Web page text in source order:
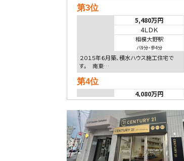
第3位
5,480万円
4ＬＤＫ
相模大野駅
バ9分・歩4分
２０１５年６月築、積水ハウス施工住宅で
す。 南東…
第4位
4,080万円
淵野辺駅
歩17分
南側道路に面しており日当たり良好。 キ
ッチンから…
第5位